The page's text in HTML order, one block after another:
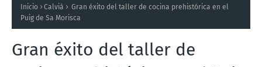
Inicio Calvià
Gran éxito del taller de cocina prehistórica en el
Puig de Sa Morisca
Gran éxito del taller de